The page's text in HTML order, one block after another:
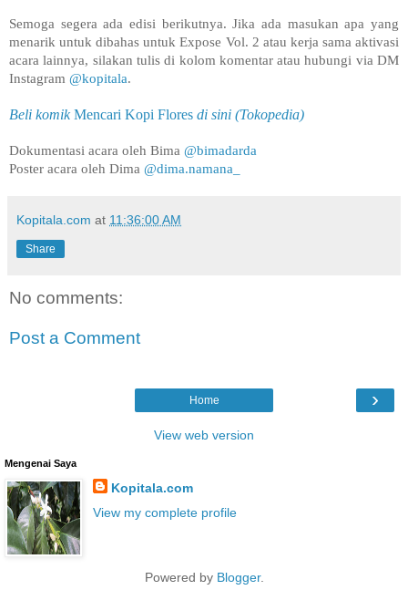
Semoga segera ada edisi berikutnya. Jika ada masukan apa yang
menarik untuk dibahas untuk Expose Vol. 2 atau kerja sama aktivasi
acara lainnya, silakan tulis di kolom komentar atau hubungi via DM
Instagram @kopitala.
Beli komikMencari Kopi Flores di sini (Tokopedia)
Dokumentasi acara oleh Bima @bimadarda
Poster acara oleh Dima @dima.namana_
Kopitala.com at 11:36:00 AM
Share
No comments:
Post a Comment
›
Home
View web version
Mengenai Saya
Kopitala.com
View my complete profile
Powered by Blogger.